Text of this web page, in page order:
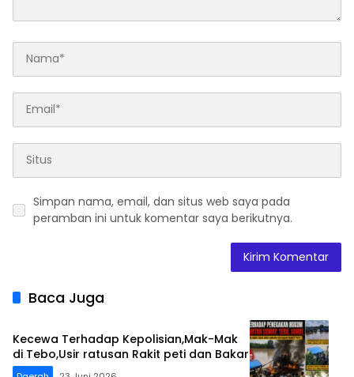
Simpan nama, email, dan situs web saya pada
peramban ini untuk komentar saya berikutnya.
Baca Juga
Kecewa Terhadap Kepolisian,Mak-Mak
di Tebo,Usir ratusan Rakit peti dan Bakar